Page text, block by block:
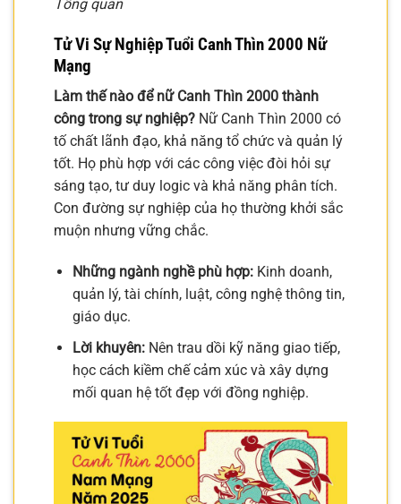
Tổng quan
Tử Vi Sự Nghiệp Tuổi Canh Thìn 2000 Nữ
Mạng
Làm thế nào để nữ Canh Thìn 2000 thành
công trong sự nghiệp? Nữ Canh Thìn 2000 có
tố chất lãnh đạo, khả năng tổ chức và quản lý
tốt. Họ phù hợp với các công việc đòi hỏi sự
sáng tạo, tư duy logic và khả năng phân tích.
Con đường sự nghiệp của họ thường khởi sắc
muộn nhưng vững chắc.
Những ngành nghề phù hợp:Kinh doanh,
quản lý, tài chính, luật, công nghệ thông tin,
giáo dục.
Lời khuyên:Nên trau dồi kỹ năng giao tiếp,
học cách kiềm chế cảm xúc và xây dựng
mối quan hệ tốt đẹp với đồng nghiệp.